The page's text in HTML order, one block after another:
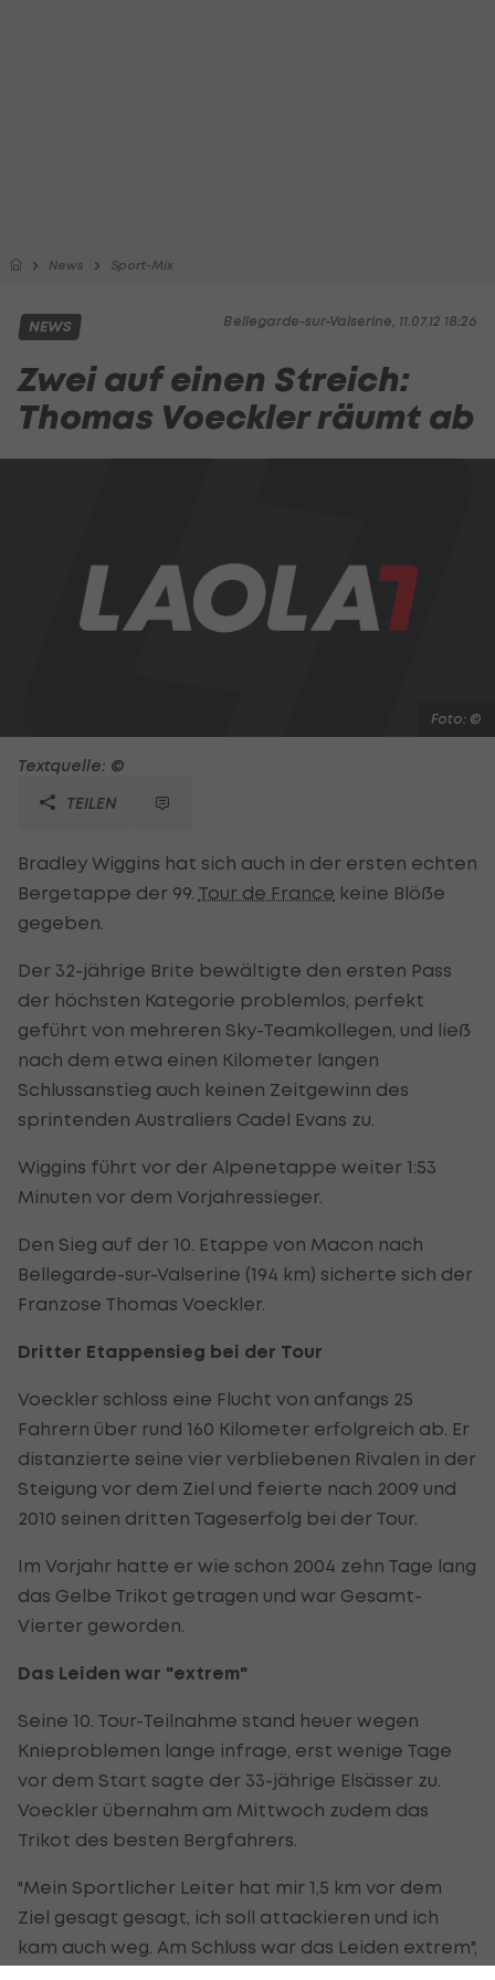
News Sport-Mix
Bellegarde-sur-Valserine, 11.07.12 18:26
NEWS
Zwei auf einen Streich:
Thomas Voeckler räumt ab
Foto: ©
Textquelle: ©
TEILEN
Bradley Wiggins hat sich auch in der ersten echten
Bergetappe der 99. Tour de France keine Blöße
gegeben.
Der 32-jährige Brite bewältigte den ersten Pass
der höchsten Kategorie problemlos, perfekt
geführt von mehreren Sky-Teamkollegen, und ließ
nach dem etwa einen Kilometer langen
Schlussanstieg auch keinen Zeitgewinn des
sprintenden Australiers Cadel Evans zu.
Wiggins führt vor der Alpenetappe weiter 1:53
Minuten vor dem Vorjahressieger.
Den Sieg auf der 10. Etappe von Macon nach
Bellegarde-sur-Valserine (194 km) sicherte sich der
Franzose Thomas Voeckler.
Dritter Etappensieg bei der Tour
Voeckler schloss eine Flucht von anfangs 25
Fahrern über rund 160 Kilometer erfolgreich ab. Er
distanzierte seine vier verbliebenen Rivalen in der
Steigung vor dem Ziel und feierte nach 2009 und
2010 seinen dritten Tageserfolg bei der Tour.
Im Vorjahr hatte er wie schon 2004 zehn Tage lang
das Gelbe Trikot getragen und war Gesamt-
Vierter geworden.
Das Leiden war "extrem"
Seine 10. Tour-Teilnahme stand heuer wegen
Knieproblemen lange infrage, erst wenige Tage
vor dem Start sagte der 33-jährige Elsässer zu.
Voeckler übernahm am Mittwoch zudem das
Trikot des besten Bergfahrers.
"Mein Sportlicher Leiter hat mir 1,5 km vor dem
Ziel gesagt gesagt, ich soll attackieren und ich
kam auch weg. Am Schluss war das Leiden extrem",